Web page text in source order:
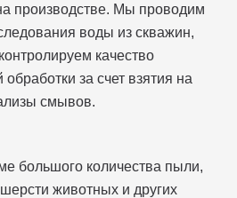
производстве. Мы проводим
воды из скважин,
качество
за счет взятия на
смывов.
большого количества пыли,
животных и других